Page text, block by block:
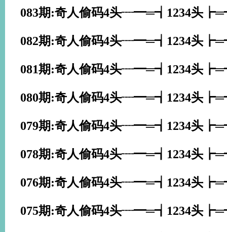
083期:奇人偷码4头┈━═┪1234头
082期:奇人偷码4头┈━═┪1234头
081期:奇人偷码4头┈━═┪1234头
080期:奇人偷码4头┈━═┪1234头
079期:奇人偷码4头┈━═┪1234头
078期:奇人偷码4头┈━═┪1234头
076期:奇人偷码4头┈━═┪1234头
075期:奇人偷码4头┈━═┪1234头